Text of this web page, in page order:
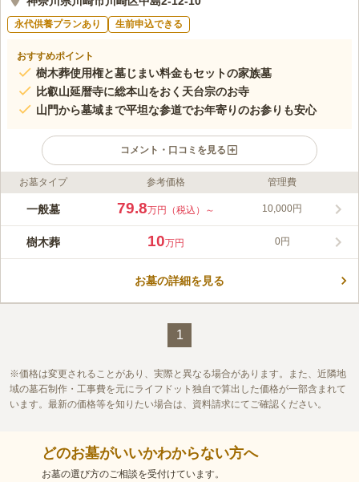
永代供養プランあり 生前申込できる
おすすめポイント
樹木葬使用権と墓じまい料金もセットの家族墓
比叡山延暦寺に総本山をおく天台宗のお寺
山門から墓域まで平坦な参道でお年寄りのお参りも安心
コメント・口コミを見る
ライフドット編集部のコメント
比叡山延暦寺を総本山とする光明山遍照寺は、由緒ある天台宗の
境内には、室町時代から継承され、第二次世界大戦の戦火から守
られたご本尊があります。また、同じく大戦で没収された半鐘
崎区に位置し、都内からもアクセス良好で、お参りの度にお寺様
区画限定で販売開始しました。
この霊園はまだ誰からも評価されていません。
お墓タイプ 参考価格 管理費
一般墓 79.8万円（税込）～ 10,000円
樹木葬 10万円 0円
お墓の詳細を見る
1
価格は変更されることがあり、実際と異なる場合があります。また、近隣地
域の墓石制作・工事費を元にライフドット独自で算出した価格が一部含まれて
います。最新の価格等を知りたい場合は、資料請求にてご確認ください。
どのお墓がいいかわからない方へ
お墓の選び方のご相談を受付けています。